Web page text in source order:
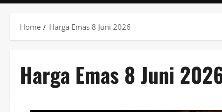
Home Harga Emas 8 Juni 2026
Harga Emas 8 Juni